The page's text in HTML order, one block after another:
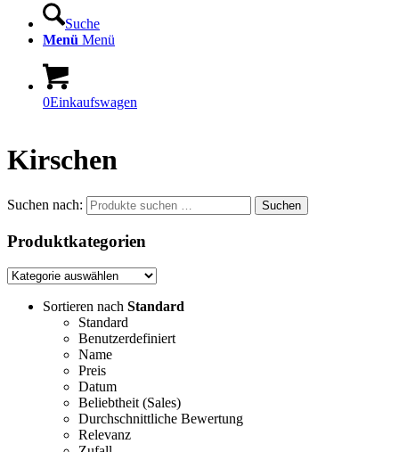
Suche
Menü Menü
0Einkaufswagen
Kirschen
Sortieren nach Standard
Standard
Benutzerdefiniert
Name
Preis
Datum
Beliebtheit (Sales)
Durchschnittliche Bewertung
Relevanz
Suchen nach: Suchen
Produktkategorien